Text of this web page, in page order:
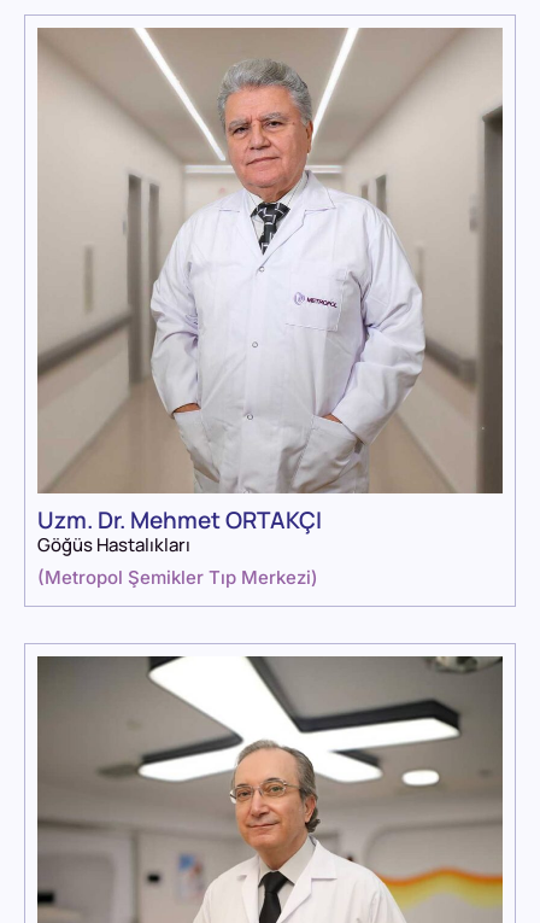
Uzm. Dr. Mehmet ORTAKÇI
Göğüs Hastalıkları
(Metropol Şemikler Tıp Merkezi)